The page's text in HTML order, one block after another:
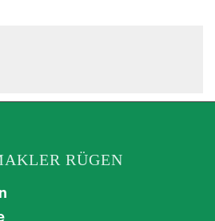
RÜGEN